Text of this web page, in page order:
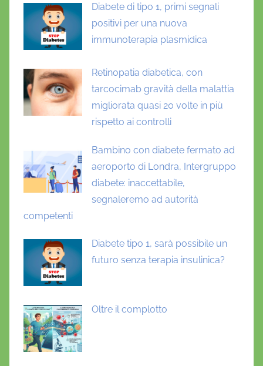
Diabete di tipo 1, primi segnali
positivi per una nuova
immunoterapia plasmidica
Retinopatia diabetica, con
tarcocimab gravità della malattia
migliorata quasi 20 volte in più
rispetto ai controlli
Bambino con diabete fermato ad
aeroporto di Londra, Intergruppo
diabete: inaccettabile,
segnaleremo ad autorità
competenti
Diabete tipo 1, sarà possibile un
futuro senza terapia insulinica?
Oltre il complotto